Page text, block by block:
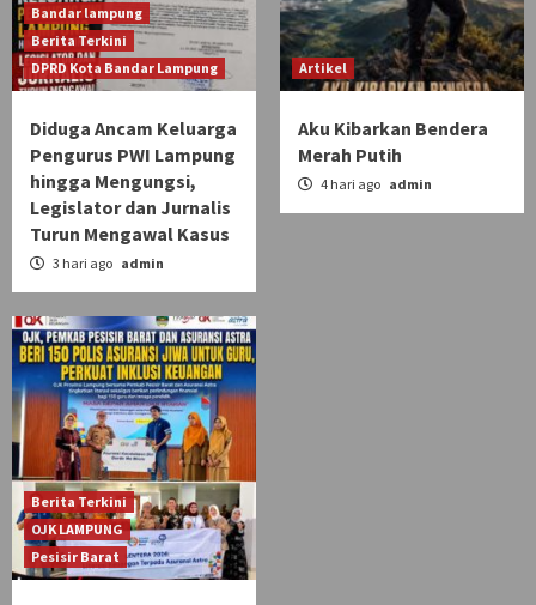
Bandar lampung
Berita Terkini
DPRD Kota Bandar Lampung
Diduga Ancam Keluarga
Pengurus PWI Lampung
hingga Mengungsi,
Legislator dan Jurnalis
Turun Mengawal Kasus
3 hari ago admin
Artikel
Aku Kibarkan Bendera
Merah Putih
4 hari ago admin
Berita Terkini
OJK LAMPUNG
Pesisir Barat